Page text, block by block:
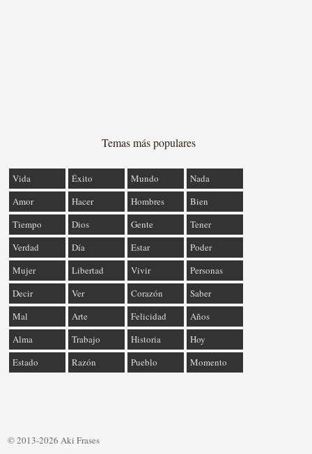
Temas más populares
Vida Éxito Mundo
Nada
Amor
Hacer Hombres
Bien
Tiempo
Dios Gente
Tener
Verdad
Día Estar
Poder
Mujer
Libertad Vivir
Personas
Decir
Ver Corazón
Saber
Mal
Arte Felicidad
Años
Alma
Trabajo Historia
Hoy
Estado
Razón Pueblo Momento
© 2013-2026 Aki Frases